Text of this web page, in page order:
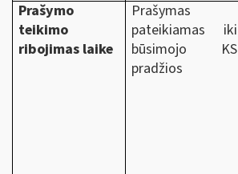
Prašymo
teikimo
ribojimas laike
Prašymas
pateikiamas iki
būsimojo KS
pradžios